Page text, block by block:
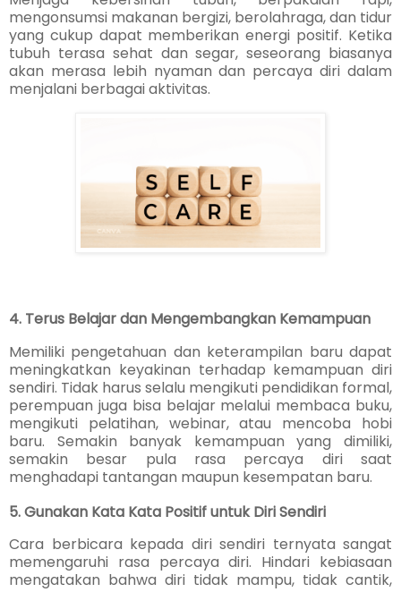
mengonsumsi makanan bergizi, berolahraga, dan tidur
yang cukup dapat memberikan energi positif. Ketika
tubuh terasa sehat dan segar, seseorang biasanya
akan merasa lebih nyaman dan percaya diri dalam
menjalani berbagai aktivitas.
4. Terus Belajar dan Mengembangkan Kemampuan
Memiliki pengetahuan dan keterampilan baru dapat
meningkatkan keyakinan terhadap kemampuan diri
sendiri. Tidak harus selalu mengikuti pendidikan formal,
perempuan juga bisa belajar melalui membaca buku,
mengikuti pelatihan, webinar, atau mencoba hobi
baru. Semakin banyak kemampuan yang dimiliki,
semakin besar pula rasa percaya diri saat
menghadapi tantangan maupun kesempatan baru.
5. Gunakan Kata Kata Positif untuk Diri Sendiri
Cara berbicara kepada diri sendiri ternyata sangat
memengaruhi rasa percaya diri. Hindari kebiasaan
mengatakan bahwa diri tidak mampu, tidak cantik,